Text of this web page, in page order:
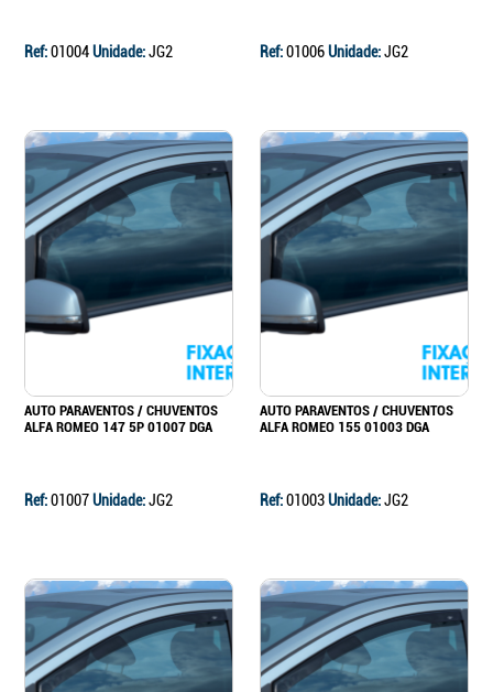
Ref:01004Unidade:JG2 Ref:01006Unidade:JG2
AUTO PARAVENTOS / CHUVENTOS
ALFA ROMEO 147 5P 01007 DGA
Ref:01007Unidade:JG2
AUTO PARAVENTOS / CHUVENTOS
ALFA ROMEO 155 01003 DGA
Ref:01003Unidade:JG2